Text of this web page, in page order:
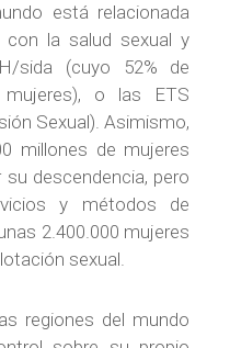
está relacionada
con la salud sexual y
sida (cuyo 52% de
o las ETS
Sexual). Asimismo,
millones de mujeres
descendencia, pero
y métodos de
2.400.000 mujeres
sexual.
regiones del mundo